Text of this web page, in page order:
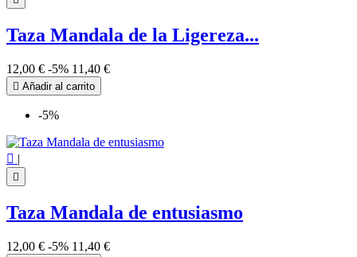
Taza Mandala de la Ligereza...
12,00 € -5% 11,40 €
 Añadir al carrito
-5%
 |

Taza Mandala de entusiasmo
12,00 € -5% 11,40 €